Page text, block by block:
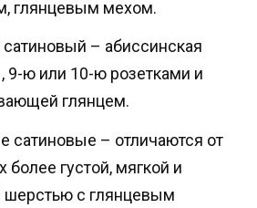
глянцевым мехом.
– абиссинская
9-ю или 10-ю розетками и
глянцем.
сатиновые – отличаются от
более густой, мягкой и
шерстью с глянцевым